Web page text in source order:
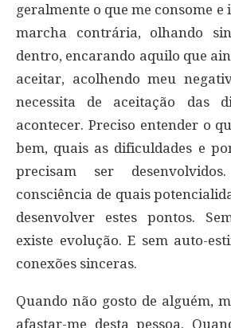
geralmente o que me consome e
marcha contrária, olhando
dentro, encarando aquilo que
aceitar, acolhendo meu
necessita de aceitação das
acontecer. Preciso entender o
bem, quais as dificuldades e
precisam ser
consciência de quais
desenvolver estes pontos.
existe evolução. E sem auto-
conexões sinceras.
Quando não gosto de alguém,
afastar-me desta pessoa.